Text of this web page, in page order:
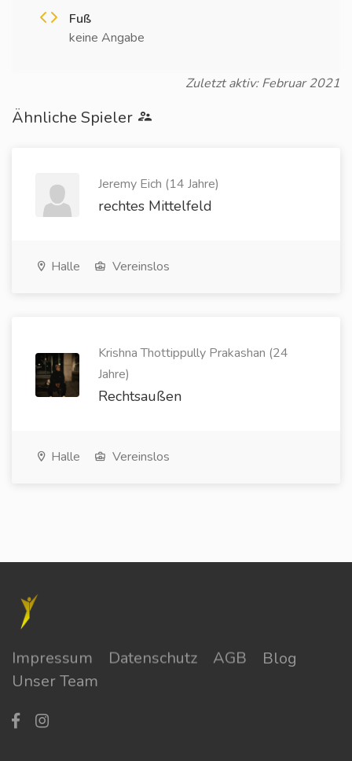
Fuß
keine Angabe
Zuletzt aktiv: Februar 2021
Ähnliche Spieler
Jeremy Eich (14 Jahre)
rechtes Mittelfeld
Halle Vereinslos
Krishna Thottippully Prakashan (24
Jahre)
Rechtsaußen
Halle Vereinslos
Impressum Datenschutz AGB
Blog
Unser Team